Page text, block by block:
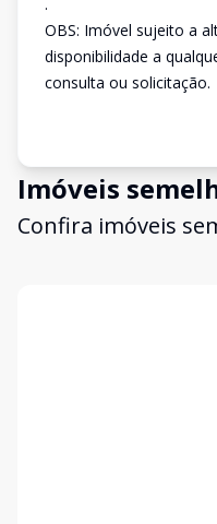
OBS: Imóvel sujeito a
disponibilidade a
consulta ou solicitação.
Imóveis
Confira imóveis